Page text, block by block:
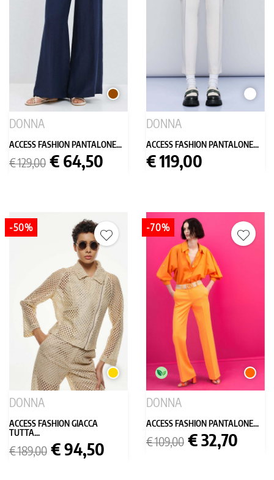
MARRONE
DONNA
ACCESS FASHION PANTALONE...
Prezzo
base
€ 129,00 Prezzo
€ 64,50
DONNA
ACCESS FASHION PANTALONE...
Prezzo
€ 119,00
ORO
DONNA
ACCESS FASHION GIACCA
TUTTA...
Prezzo
base
€ 189,00 Prezzo
€ 94,50
-50%
DONNA
ACCESS FASHION PANTALONE...
Prezzo
base
€ 109,00 Prezzo
€ 32,70
-70%